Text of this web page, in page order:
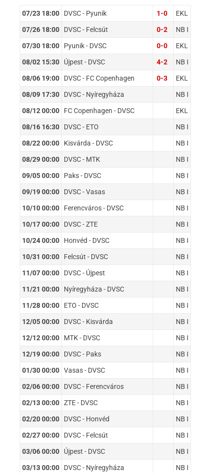
07/23 18:00 DVSC - Pyunik 1-0 EKL
07/26 18:00 DVSC - Felcsút 0-2 NB I
07/30 18:00 Pyunik - DVSC 0-0 EKL
08/02 15:30 Újpest - DVSC 4-2 NB I
08/06 19:00 DVSC - FC Copenhagen 0-3 EKL
08/09 17:30 DVSC - Nyíregyháza NB I
08/12 00:00 FC Copenhagen - DVSC EKL
08/16 16:30 DVSC - ETO NB I
08/22 00:00 Kisvárda - DVSC NB I
08/29 00:00 DVSC - MTK NB I
09/05 00:00 Paks - DVSC NB I
09/19 00:00 DVSC - Vasas NB I
10/10 00:00 Ferencváros - DVSC NB I
10/17 00:00 DVSC - ZTE NB I
10/24 00:00 Honvéd - DVSC NB I
10/31 00:00 Felcsút - DVSC NB I
11/07 00:00 DVSC - Újpest NB I
11/21 00:00 Nyíregyháza - DVSC NB I
11/28 00:00 ETO - DVSC NB I
12/05 00:00 DVSC - Kisvárda NB I
12/12 00:00 MTK - DVSC NB I
12/19 00:00 DVSC - Paks NB I
01/30 00:00 Vasas - DVSC NB I
02/06 00:00 DVSC - Ferencváros NB I
02/13 00:00 ZTE - DVSC NB I
02/20 00:00 DVSC - Honvéd NB I
02/27 00:00 DVSC - Felcsút NB I
03/06 00:00 Újpest - DVSC NB I
03/13 00:00 DVSC - Nyíregyháza NB I